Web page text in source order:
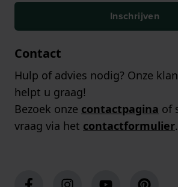
Inschrijven
Contact
Hulp of advies nodig? Onze
helpt u graag!
Bezoek onze contactpagina of
vraag via het contactformulier.